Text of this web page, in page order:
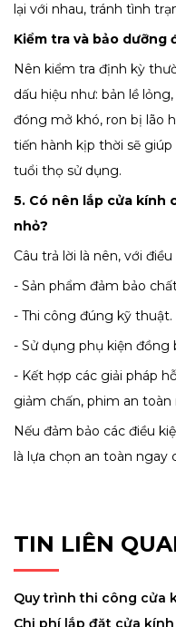
lại với nhau, tránh tình
Kiểm tra và bảo dưỡng
Nên kiểm tra định kỳ
dấu hiệu như: bản lề
đóng mở khó, ron bị lão
tiến hành kịp thời sẽ
tuổi thọ sử dụng.
5. Có nên lắp cửa kính
nhỏ?
Câu trả lời là nên, với điều
- Sản phẩm đảm bảo
- Thi công đúng kỹ thuật.
- Sử dụng phụ kiện đồng
- Kết hợp các giải pháp
giảm chấn, phim an toàn
Nếu đảm bảo các điều
là lựa chọn an toàn ngay
TIN LIÊN
Quy trình thi công cửa